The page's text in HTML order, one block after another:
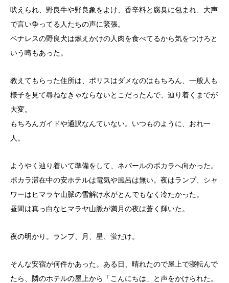
吠えられ、野良牛や野良象をよけ、香辛料と腐臭に包まれ、大声
で言い争ってる人たちの声に緊張。
ベナレスの野良犬は燃えかけの人肉を食べてるから気をつけろと
いう噂もあった。
教えてもらった住所は、ポリスはダメなのはもちろん、一般人も
様子を見て尋ねなきゃならないとこだったんで、辿り着くまでが
大変。
もちろんガイドや通訳なんていない。いつものように、おれ一
人。
ようやく辿り着いて準備をして、ネパールのポカラへ向かった。
ポカラ滞在中の安ホテルは電気や風呂は無い。夜はランプ、シャ
ワーはヒマラヤ山脈の雪解け水がとんでもなく冷たかった。
昼間は真っ白なヒマラヤ山脈が満月の夜は蒼く輝いた。
夜の明かり。ランプ、月、星、蛍だけ。
そんな安宿が何件かあった。ある日、晴れたので屋上で寝転んで
たら、隣のホテルの屋上から「こんにちは」と声をかけられた。